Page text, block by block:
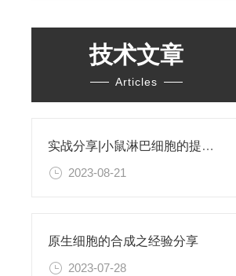
技术文章
Articles
实战分享|小鼠淋巴细胞的提取和分选之经验小结
2023-08-21
原生细胞的合成之经验分享
2023-07-28